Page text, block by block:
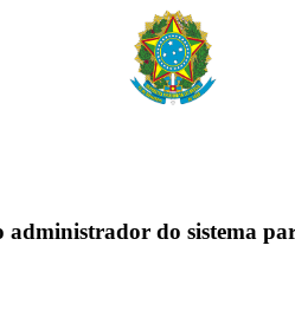
administrador do sistema